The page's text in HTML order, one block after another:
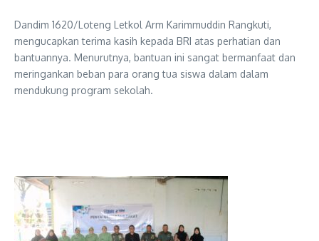
Dandim 1620/Loteng Letkol Arm Karimmuddin Rangkuti,
mengucapkan terima kasih kepada BRI atas perhatian dan
bantuannya. Menurutnya, bantuan ini sangat bermanfaat dan
meringankan beban para orang tua siswa dalam dalam
mendukung program sekolah.